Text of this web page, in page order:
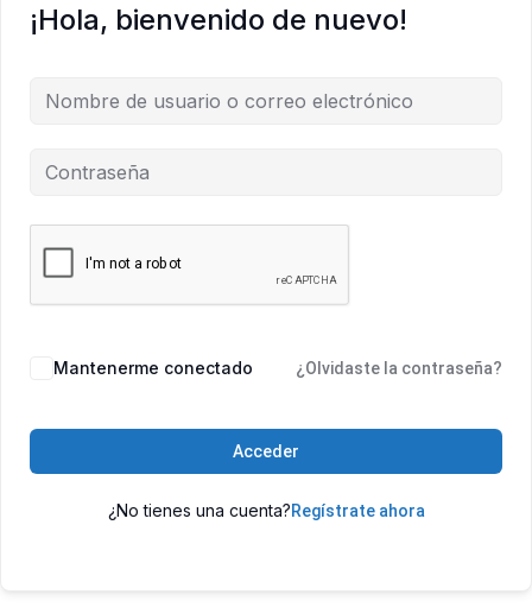
¡Hola, bienvenido de nuevo!
Mantenerme conectado ¿Olvidaste la contraseña?
Acceder
¿No tienes una cuenta?Regístrate ahora